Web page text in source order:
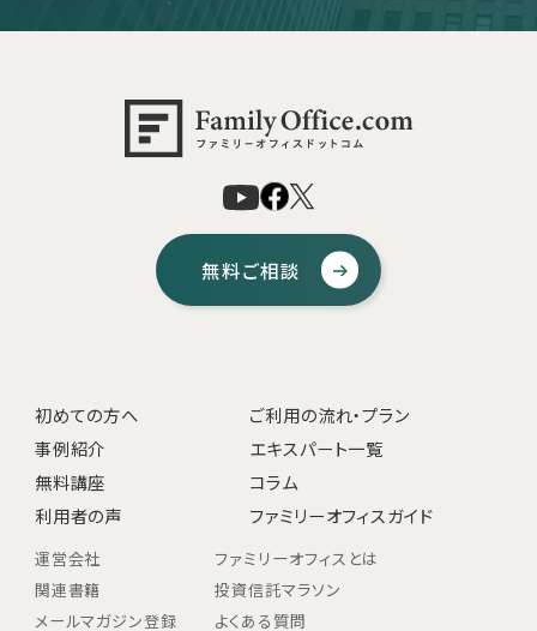
無料ご相談
初めての方へ
ご利用の流れ・プラン
事例紹介
エキスパート一覧
無料講座
コラム
利用者の声
ファミリーオフィスガイド
運営会社
ファミリーオフィスとは
関連書籍
投資信託マラソン
メールマガジン登録
よくある質問